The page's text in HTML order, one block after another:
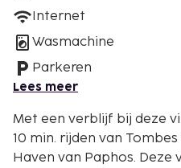
Internet
Wasmachine
Parkeren
Lees meer
Met een verblijf bij deze
10 min. rijden van
Haven van Paphos. Deze villa ligt op 10,3 km van